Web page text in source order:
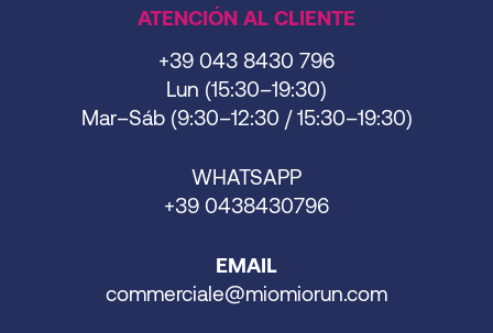
ATENCIÓN AL CLIENTE
+39 043 8430 796
Lun (15:30–19:30)
Mar–Sáb (9:30–12:30 / 15:30–19:30)
WHATSAPP
+39 0438430796
EMAIL
commerciale@miomiorun.com